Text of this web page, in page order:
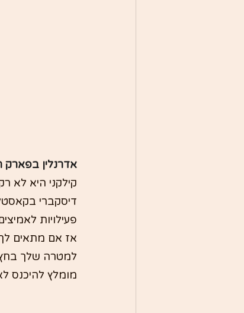
אדרנלין בפארק
קילקני היא לא
פעילויות
אז אם מתאים
למטרה שלך
מומלץ להיכנס